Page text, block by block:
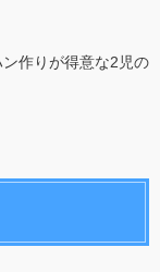
作りが得意な2児の